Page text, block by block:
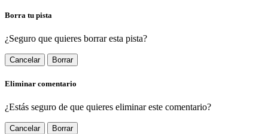
Borra tu pista
¿Seguro que quieres borrar esta pista?
Cancelar Borrar
Eliminar comentario
¿Estás seguro de que quieres eliminar este comentario?
Cancelar Borrar